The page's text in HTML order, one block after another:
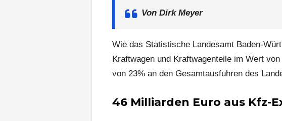
Von Dirk Meyer
Wie das Statistische Landesamt Baden-
Kraftwagen und Kraftwagenteile im Wert
von 23% an den Gesamtausfuhren des
46 Milliarden Euro aus Kfz-